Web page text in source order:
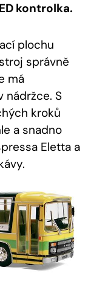
kontrolka.
plochu
správně
má
nádržce. S
kroků
a snadno
Eletta a